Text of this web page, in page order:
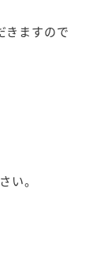
きますので
い。